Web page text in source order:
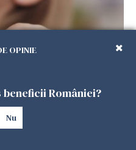
copii în Spania.
primi 200 de euro
OPINIE
beneficii României?
Nu